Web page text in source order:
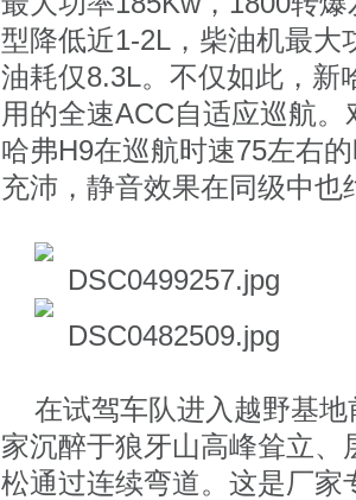
型降低近1-2L，柴油机最大
油耗仅8.3L。不仅如此，新
用的全速ACC自适应巡航
哈弗H9在巡航时速75左右
充沛，静音效果在同级中也
在试驾车队进入越野基
家沉醉于狼牙山高峰耸立
松通过连续弯道。这是厂